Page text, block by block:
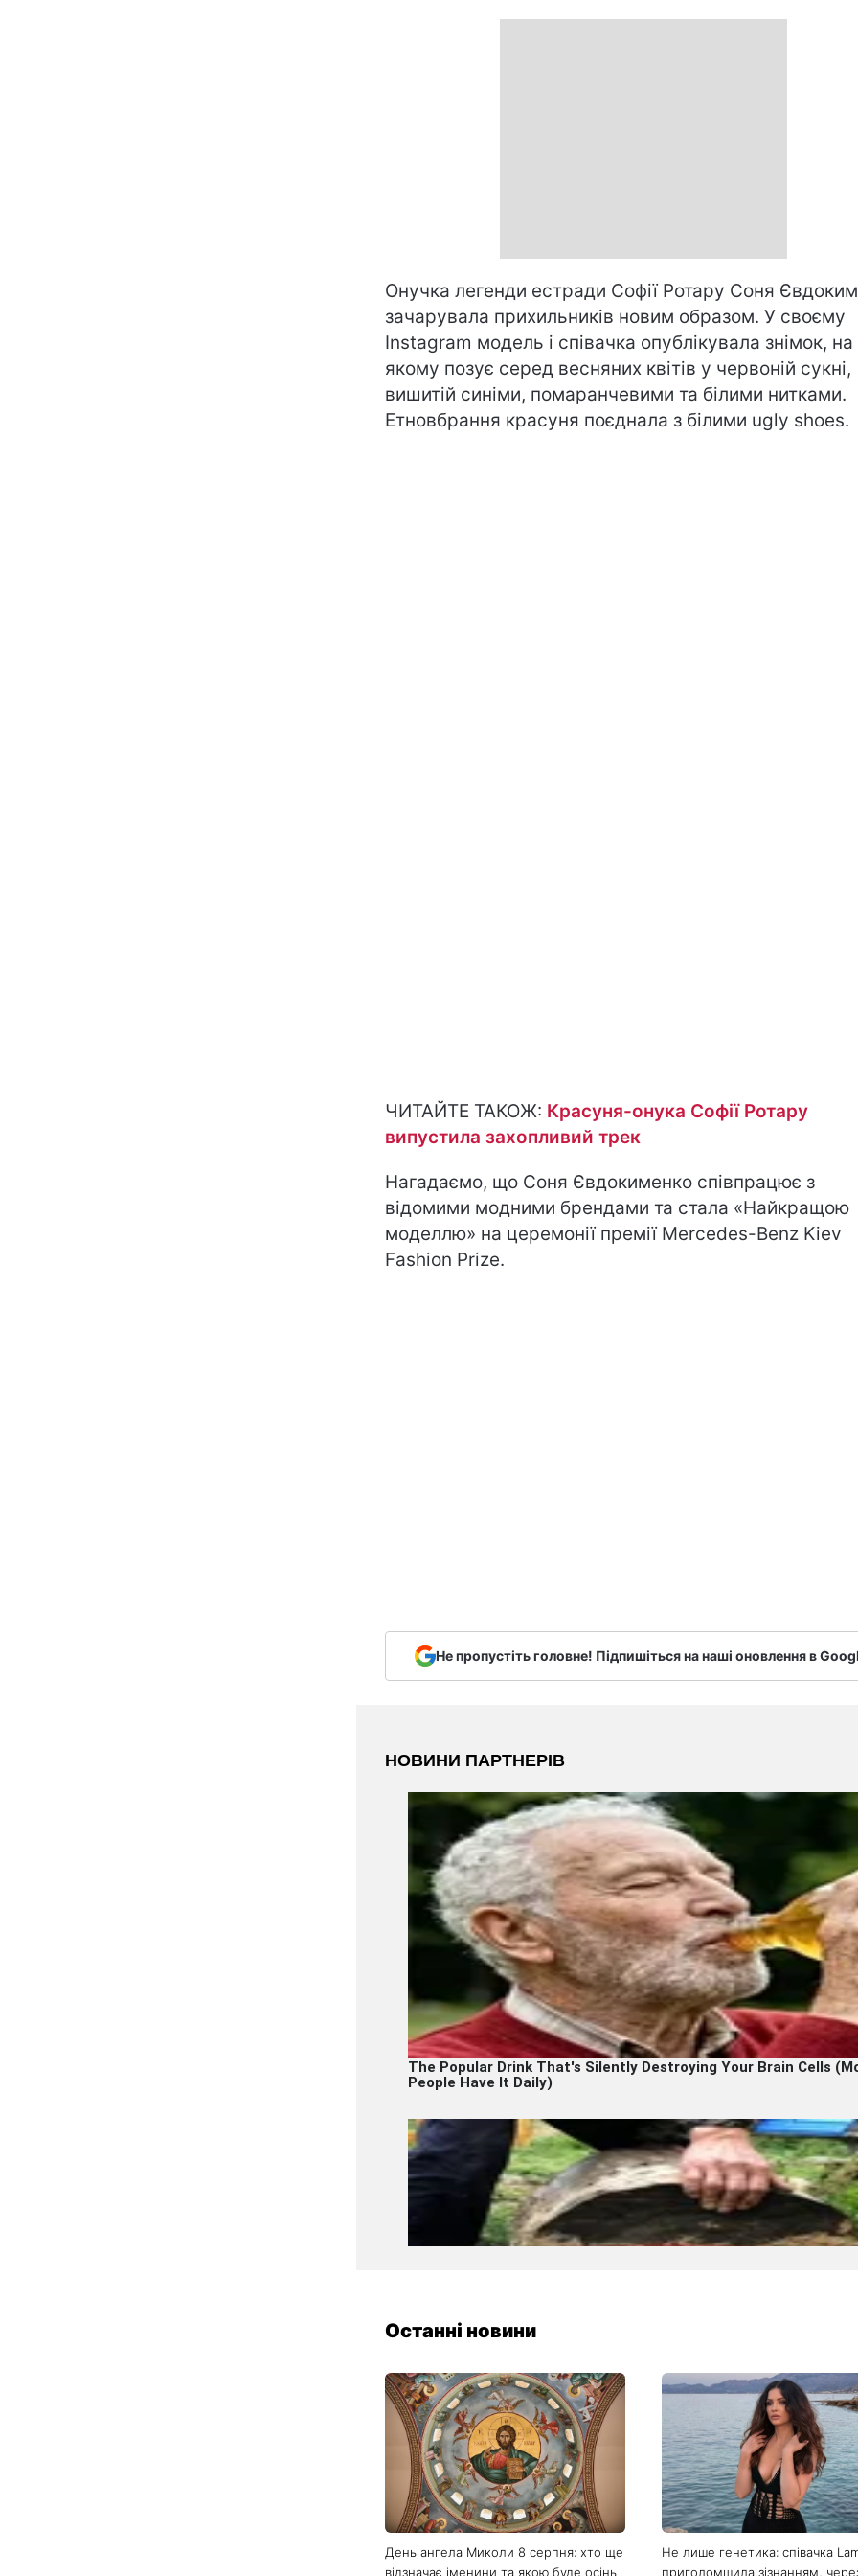
Онучка легенди естради Софії Ротару Соня
зачарувала прихильників новим образом. У своєму
Instagram модель і співачка опублікувала знімок, на
якому позує серед весняних квітів у червоній сукні,
вишитій синіми, помаранчевими та білими нитками.
Етновбрання красуня поєднала з білими ugly shoes.
ЧИТАЙТЕ ТАКОЖ: Красуня-онука Софії Ротару
випустила захопливий трек
Нагадаємо, що Соня Євдокименко співпрацює з
відомими модними брендами та стала «Найкращою
моделлю» на церемонії премії Mercedes-Benz Kiev
Fashion Prize.
Не пропустіть головне! Підпишіться на наші оновлення в